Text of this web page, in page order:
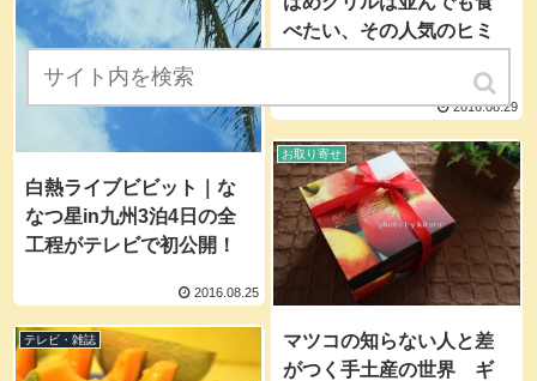
べたい、その人気のヒミ
2016.08.29
白熱ライブビビット｜な
なつ星in九州3泊4日の全
工程がテレビで初公開！
2016.08.25
お取り寄せ
マツコの知らない人と差
がつく手土産の世界 ギ
テレビ・雑誌